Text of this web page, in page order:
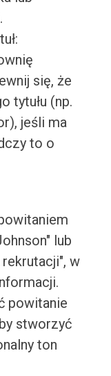
się, że
tytułu (np.
jeśli ma
to o
lub
w
powitanie
stworzyć
ton